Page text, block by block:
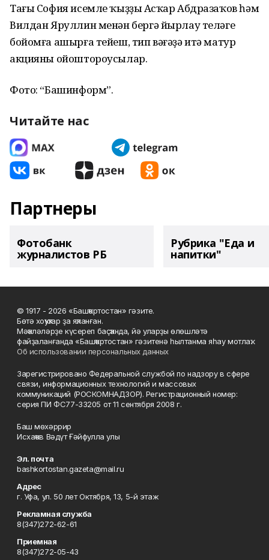
Тағы София исемле ҡыҙҙың Асҡар Абдразаҡов һәм
Вилдан Яруллин менән бергә йырлау теләге
бойомға ашырға тейеш, тип вәғәҙә итә матур
акцияны ойоштороусылар.
Фото: “Башинформ”.
Читайте нас
Партнеры
Фотобанк
журналистов РБ
Рубрика "Еда и
напитки"
© 1917 - 2026 «Башҡортостан» гәзите.
Бөтә хоҡуҡтар ҙа яҡланған.
Мәҡәләләрҙе күсереп баҫҡанда, йә уларҙы өлөшләтә
файҙаланғанда «Башҡортостан» гәзитенә һылтанма яһау мотлаҡ.
Об использовании персональных данных
Зарегистрировано Федеральной службой по надзору в сфере
связи, информационных технологий и массовых
коммуникаций (РОСКОМНАДЗОР). Регистрационный номер:
серия ПИ ФС77-33205 от 11 сентября 2008 г.
Баш мөхәррир
Исхаҡов Вәдүт Ғәйфулла улы
Эл. почта
bashkortostan.gazeta@mail.ru
Адрес
г. Уфа, ул. 50 лет Октября, 13, 5-й этаж
Рекламная служба
8(347)272-62-61
Приемная
8(347)272-05-43